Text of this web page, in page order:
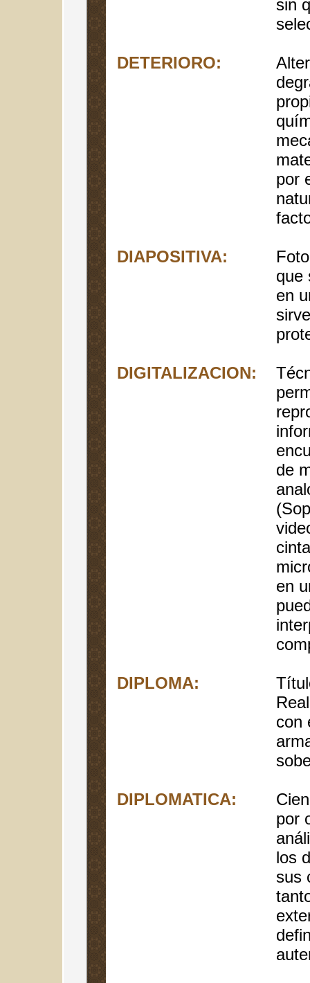
sin
DETERIORO:
por
DIAPOSITIVA:
que
en
DIGITALIZACION:
de
en
DIPLOMA:
con
DIPLOMATICA:
por
los
sus